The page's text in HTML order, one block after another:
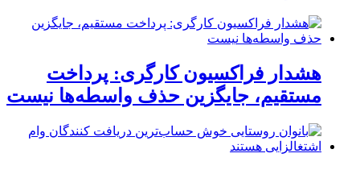
هشدار فراکسیون کارگری: پرداخت
مستقیم، جایگزین حذف واسطه‌ها نیست